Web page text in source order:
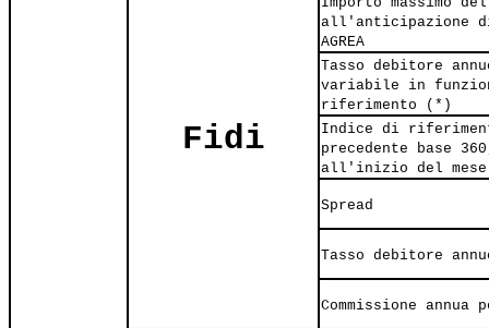
Fidi
all'anticipazione
AGREA
Tasso debitore
variabile in
riferimento (*)
Indice di
precedente base
all'inizio del mese
Spread
Tasso debitore
Commissione